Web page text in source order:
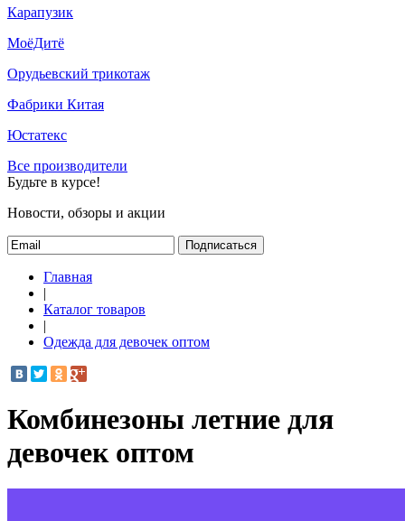
Карапузик
МоёДитё
Орудьевский трикотаж
Фабрики Китая
Юстатекс
Все производители
Будьте в курсе!
Новости, обзоры и акции
Подписаться
Главная
|
Каталог товаров
|
Одежда для девочек оптом
Комбинезоны летние для
девочек оптом